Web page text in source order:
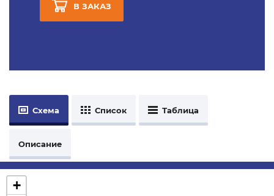
В ЗАКАЗ
Схема Список Таблица
Описание
+